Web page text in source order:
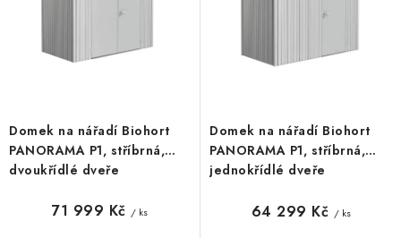
ů
t
ů
Domek na nářadí Biohort
PANORAMA P1, stříbrná,
dvoukřídlé dveře
71 999 Kč / ks
Domek na nářadí Biohort
PANORAMA P1, stříbrná,
jednokřídlé dveře
64 299 Kč / ks